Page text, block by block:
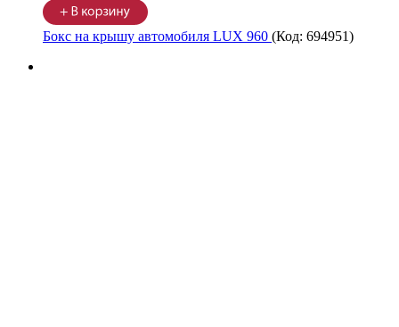
Бокс на крышу автомобиля LUX 960 (Код: 694951)